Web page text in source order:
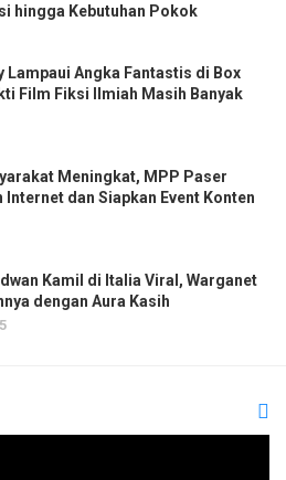
hingga Kebutuhan Pokok
Lampaui Angka Fantastis di Box
Film Fiksi Ilmiah Masih Banyak
Meningkat, MPP Paser
dan Siapkan Event Konten
Kamil di Italia Viral, Warganet
dengan Aura Kasih